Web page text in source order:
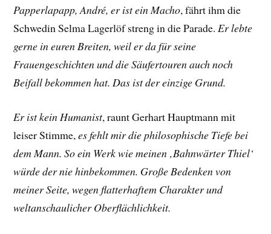
Papperlapapp, André, er ist ein Macho, fährt ihm die
SchwedinSelma Lagerlöf strengin die Parade.Er lebte
gerne in euren Breiten, weil er da für seine
Frauengeschichten und die Säufertouren auch noch
Beifall bekommen hat. Das ist der einzige Grund.
Er ist kein Humanist, rauntGerhart Hauptmannmit
leiser Stimme,es fehlt mir die philosophische Tiefe bei
dem Mann. So ein Werk wie meinen ‚Bahnwärter Thiel‘
würde der nie hinbekommen. Große Bedenken von
meiner Seite, wegen flatterhaftem Charakter und
weltanschaulicher Oberflächlichkeit.